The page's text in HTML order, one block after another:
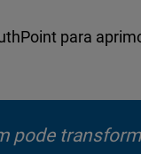
para
pode